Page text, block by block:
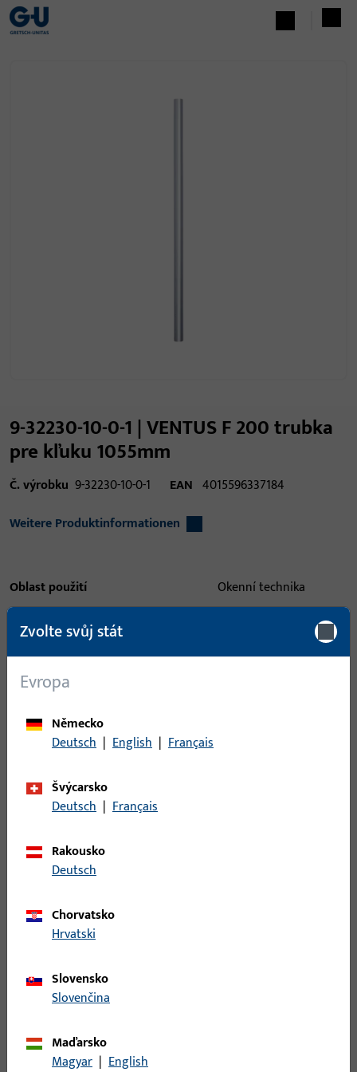
9-32230-10-0-1 | VENTUS F 200 trubka
pre kľuku 1055mm
Č. výrobku 9-32230-10-0-1 EAN 4015596337184
Weitere Produktinformationen
Oblast použití
Okenní technika
Oblast použití (specifikovaná)
Systém použití
Popis povrchu
Hmotnost brutto
Minimální objednací jednotka
Přihlášení
Pro získání informací o ceně nebo objednávku zboží se
Vytvořit účet
Zvolte svůj stát
Evropa
Německo
Deutsch | English | Français
Švýcarsko
Deutsch | Français
Rakousko
Deutsch
Chorvatsko
Hrvatski
Slovensko
Slovenčina
Maďarsko
Magyar | English